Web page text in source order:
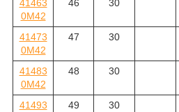
41463
0M42
46 30
41473
0M42
47 30
41483
0M42
48 30
41493
49 30